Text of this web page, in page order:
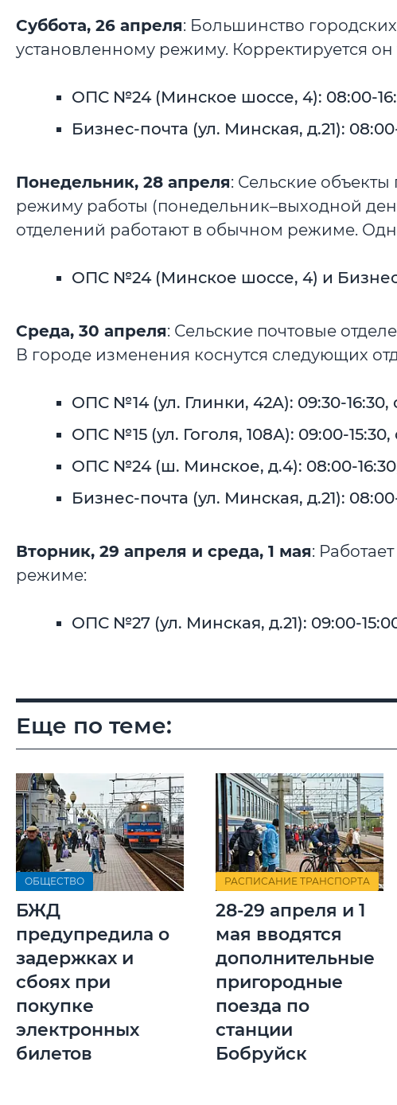
Суббота, 26 апреля: Большинство
установленному режиму. Корректируется он
ОПС №24 (Минское шоссе, 4): 08:00-
Бизнес-почта (ул. Минская, д.21):
Понедельник, 28 апреля: Сельские
режиму работы (понедельник–выходной
отделений работают в обычном режиме.
ОПС №24 (Минское шоссе, 4) и
Среда, 30 апреля: Сельские почтовые
В городе изменения коснутся следующих
ОПС №14 (ул. Глинки, 42А): 09:30-16:30,
ОПС №15 (ул. Гоголя, 108А): 09:00-15:30,
ОПС №24 (ш. Минское, д.4): 08:00-16:30,
Бизнес-почта (ул. Минская, д.21):
Вторник, 29 апреля и среда, 1 мая:
режиме:
ОПС №27 (ул. Минская, д.21): 09:00-
Еще по теме:
ОБЩЕСТВО
БЖД
предупредила о
задержках и
сбоях при
покупке
электронных
билетов
РАСПИСАНИЕ ТРАНСПОРТА
28-29 апреля и 1
мая вводятся
дополнительные
пригородные
поезда по
станции
Бобруйск